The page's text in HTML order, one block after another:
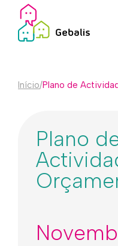
Início/Plano de
Plano